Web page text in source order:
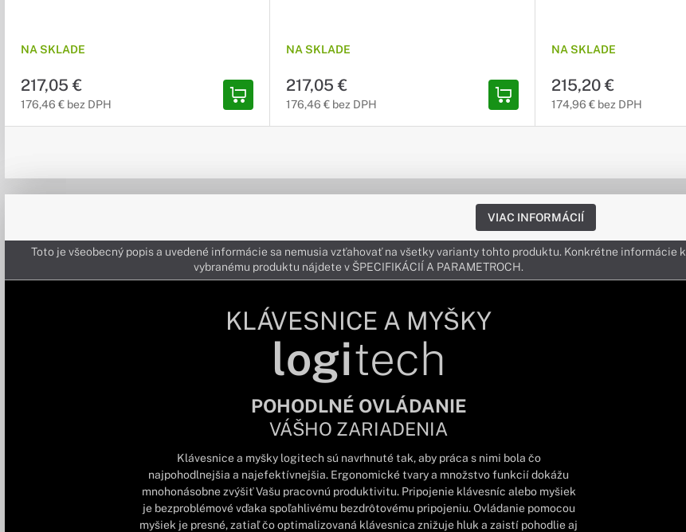
NA SKLADE
217,05 €
176,46 € bez DPH
NA SKLADE
217,05 €
176,46 € bez DPH
NA SKLADE
215,20 €
174,96 € bez DPH
VIAC INFORMÁCIÍ
Toto je všeobecný popis a uvedené informácie sa nemusia vzťahovať na všetky varianty tohto produktu. Konkrétne informácie k
vybranému produktu nájdete v ŠPECIFIKÁCIÍ A PARAMETROCH.
KLÁVESNICE A MYŠKY
logitech
POHODLNÉ OVLÁDANIE
VÁŠHO ZARIADENIA
Klávesnice a myšky logitech sú navrhnuté tak, aby práca s nimi bola čo
najpohodlnejšia a najefektívnejšia. Ergonomické tvary a množstvo funkcií dokážu
mnohonásobne zvýšiť Vašu pracovnú produktivitu. Pripojenie klávesníc alebo myšiek
je bezproblémové vďaka spoľahlivému bezdrôtovému pripojeniu. Ovládanie pomocou
myšiek je presné, zatiaľ čo optimalizovaná klávesnica znižuje hluk a zaistí pohodlie aj